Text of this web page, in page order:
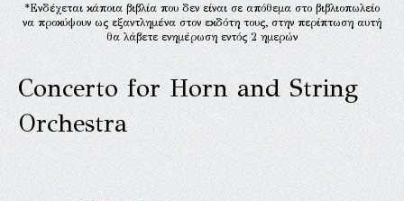
*Ενδέχεται κάποια βιβλία που δεν είναι σε απόθεμα στο βιβλιοπωλείο
να προκύψουν ως εξαντλημένα στον εκδότη τους, στην περίπτωση αυτή
θα λάβετε ενημέρωση εντός 2 ημερών
Concerto for Horn and String
Orchestra